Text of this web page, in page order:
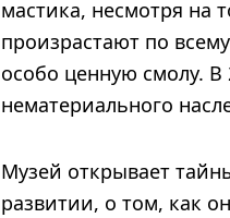
мастика, несмотря на
произрастают по
особо ценную смолу. В
нематериального
Музей открывает
развитии, о том, как